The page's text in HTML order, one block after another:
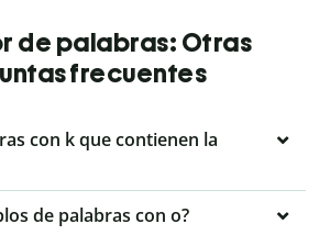
de palabras: Otras
frecuentes
con k que contienen la
de palabras con o?